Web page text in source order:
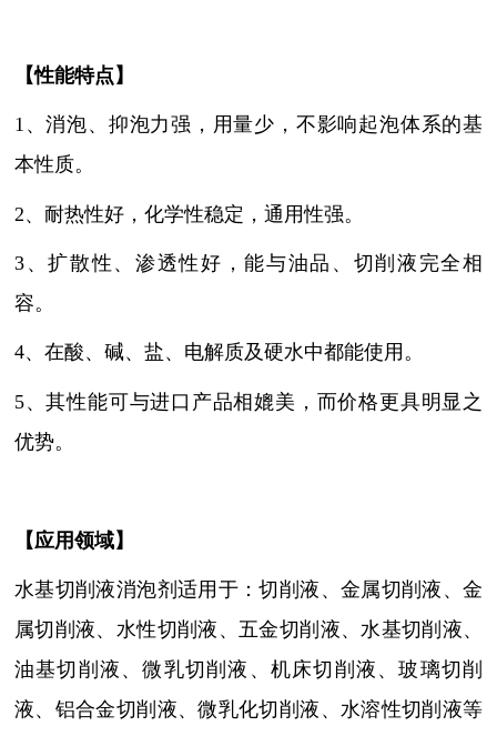
【性能特点】
1、消泡、抑泡力强，用量少，不影响起泡体系的基
本性质。
2、耐热性好，化学性稳定，通用性强。
3、扩散性、渗透性好，能与油品、切削液完全相
容。
4、在酸、碱、盐、电解质及硬水中都能使用。
5、其性能可与进口产品相媲美，而价格更具明显之
优势。
【应用领域】
水基切削液消泡剂适用于：切削液 、金属切削液、金
属切削液、 水性切削液、五金切削液、水基切削液、
油基切削液、微乳切削液、机床切削液、玻璃切削
液、铝合金切削液、微乳化切削液、水溶性切削液等